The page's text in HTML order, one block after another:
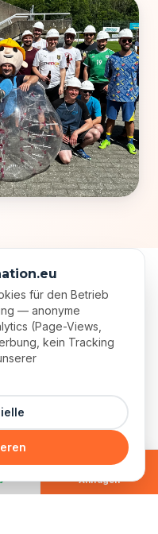
mit individueller
Anfragen
für den Betrieb
— anonyme
(Page-Views,
kein Tracking